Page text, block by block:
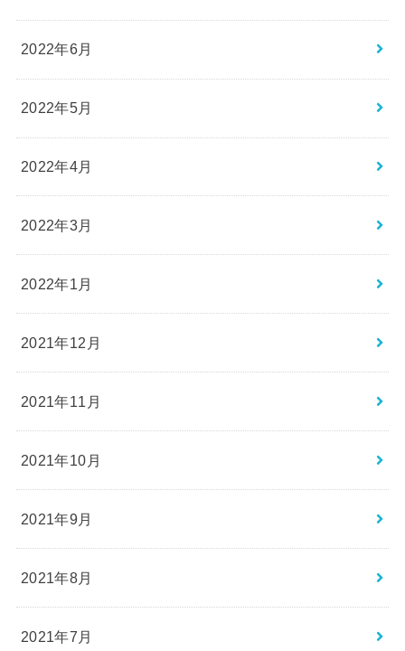
2022年6月
2022年5月
2022年4月
2022年3月
2022年1月
2021年12月
2021年11月
2021年10月
2021年9月
2021年8月
2021年7月